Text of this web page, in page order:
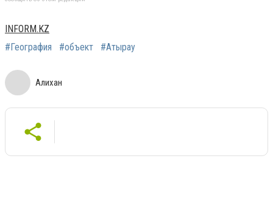
INFORM.KZ
#География
#объект #Атырау
Алихан